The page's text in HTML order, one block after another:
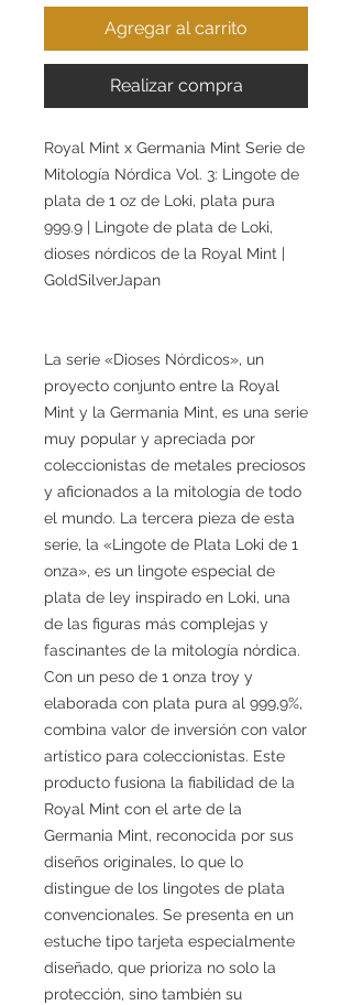
Agregar al carrito
Realizar compra
Royal Mint x Germania Mint Serie de
Mitología Nórdica Vol. 3: Lingote de
plata de 1 oz de Loki, plata pura
999.9 | Lingote de plata de Loki,
dioses nórdicos de la Royal Mint |
GoldSilverJapan
La serie «Dioses Nórdicos», un
proyecto conjunto entre la Royal
Mint y la Germania Mint, es una serie
muy popular y apreciada por
coleccionistas de metales preciosos
y aficionados a la mitología de todo
el mundo. La tercera pieza de esta
serie, la «Lingote de Plata Loki de 1
onza», es un lingote especial de
plata de ley inspirado en Loki, una
de las figuras más complejas y
fascinantes de la mitología nórdica.
Con un peso de 1 onza troy y
elaborada con plata pura al 999,9%,
combina valor de inversión con valor
artístico para coleccionistas. Este
producto fusiona la fiabilidad de la
Royal Mint con el arte de la
Germania Mint, reconocida por sus
diseños originales, lo que lo
distingue de los lingotes de plata
convencionales. Se presenta en un
estuche tipo tarjeta especialmente
diseñado, que prioriza no solo la
protección, sino también su